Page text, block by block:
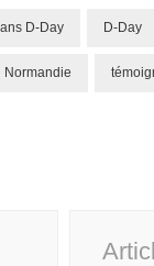
D-Day D-Day
Normandie